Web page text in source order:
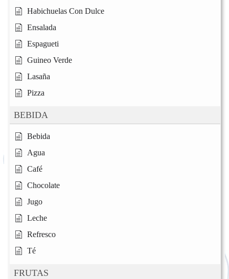
Habichuelas Con Dulce
Ensalada
Espagueti
Guineo Verde
Lasaña
Pizza
BEBIDA
Bebida
Agua
Café
Chocolate
Jugo
Leche
Refresco
Té
FRUTAS